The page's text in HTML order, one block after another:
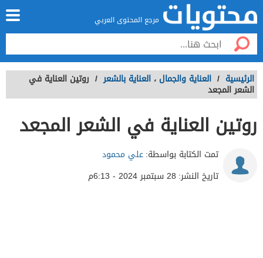
مرجع المحتوى العربي
الرئيسية / العناية والجمال ، العناية بالشعر / روتين العناية في
الشعر المجعد
روتين العناية في الشعر المجعد
تمت الكتابة بواسطة:علي محمود
تاريخ النشر: 28 سبتمبر 2024 - 6:13م